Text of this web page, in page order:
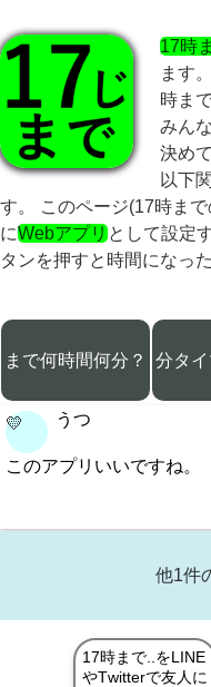
17時
ます
時ま
みん
決め
以下
す。 このページ(17時ま
にWebアプリとして設定
タンを押すと時間になっ
まで何時間何分？ 分タ
💛 うつ
このアプリいいですね。
他1件